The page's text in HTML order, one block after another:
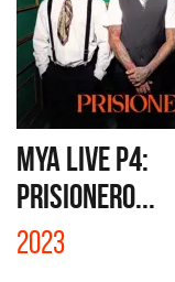
MYA LIVE P4:
PRISIONERO...
2023